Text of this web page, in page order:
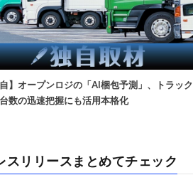
自】オープンロジの「AI梱包予測」、トラック
数の迅速把握にも活用本格化
レスリリースまとめてチェック